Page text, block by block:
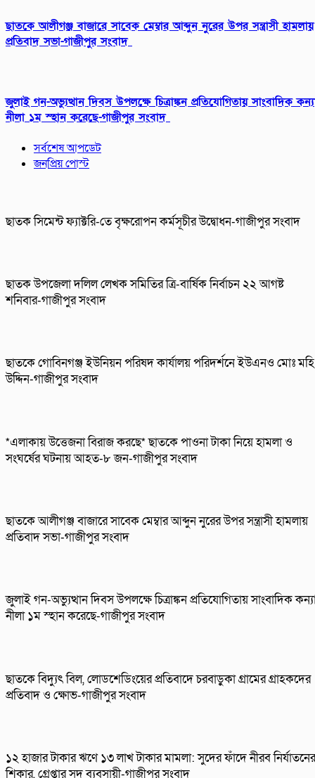
ছাতকে আলীগঞ্জ বাজারে সাবেক মেম্বার আব্দুন নুরের উপর সন্ত্রাসী হামলায়
প্রতিবাদ সভা-গাজীপুর সংবাদ
জুলাই গন-অভ্যুত্থান দিবস উপলক্ষে চিত্রাঙ্কন প্রতিযোগিতায় সাংবাদিক
নীলা ১ম স্হান করেছে-গাজীপুর সংবাদ
সর্বশেষ আপডেট
জনপ্রিয় পোস্ট
ছাতক সিমেন্ট ফ্যাক্টরি-তে বৃক্ষরোপন কর্মসূচীর উদ্বোধন-গাজীপুর সংবাদ
ছাতক উপজেলা দলিল লেখক সমিতির ত্রি-বার্ষিক নির্বাচন ২২ আগষ্ট
শনিবার-গাজীপুর সংবাদ
ছাতকে গোবিনগঞ্জ ইউনিয়ন পরিষদ কার্যালয় পরিদর্শনে ইউএনও মোঃ মহি
উদ্দিন-গাজীপুর সংবাদ
*এলাকায় উত্তেজনা বিরাজ করছে* ছাতকে পাওনা টাকা নিয়ে হামলা ও
সংঘর্ষের ঘটনায় আহত-৮ জন-গাজীপুর সংবাদ
ছাতকে আলীগঞ্জ বাজারে সাবেক মেম্বার আব্দুন নুরের উপর সন্ত্রাসী হামলায়
প্রতিবাদ সভা-গাজীপুর সংবাদ
জুলাই গন-অভ্যুত্থান দিবস উপলক্ষে চিত্রাঙ্কন প্রতিযোগিতায় সাংবাদিক
নীলা ১ম স্হান করেছে-গাজীপুর সংবাদ
ছাতকে বিদ্যুৎ বিল, লোডশেডিংয়ের প্রতিবাদে চরবাড়ুকা গ্রামের গ্রাহকদের
প্রতিবাদ ও ক্ষোভ-গাজীপুর সংবাদ
১২ হাজার টাকার ঋণে ১৩ লাখ টাকার মামলা: সুদের ফাঁদে নীরব নির্যাতনের
শিকার, গ্রেপ্তার সুদ ব্যবসায়ী-গাজীপুর সংবাদ